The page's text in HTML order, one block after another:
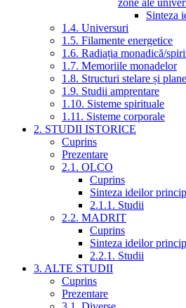
zone ale
Sinteza
1.4. Universuri
1.5. Filamente energetice
1.6. Radiația monadică/
1.7. Memoriile monadelor
1.8. Structuri stelare și
1.9. Studii amprentare
1.10. Sisteme spirituale
1.11. Sisteme corporale
2. STUDII ISTORICE
Cuprins
Prezentare
2.1. OLCO
Cuprins
Sinteza ideilor
2.1.1. Studii
2.2. MADRIT
Cuprins
Sinteza ideilor
2.2.1. Studii
3. ALTE STUDII
Cuprins
Prezentare